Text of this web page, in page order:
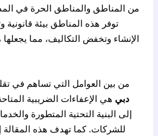
من المناطق والمناطق الحرة في
توفر هذه المناطق بيئة
الإنشاء وتخفض التكاليف، مما
من بين العوامل التي تساهم في
دبي هي الإعفاءات الضريبية
إلى البنية التحتية المتطورة
للشركات. كما تهدف هذه